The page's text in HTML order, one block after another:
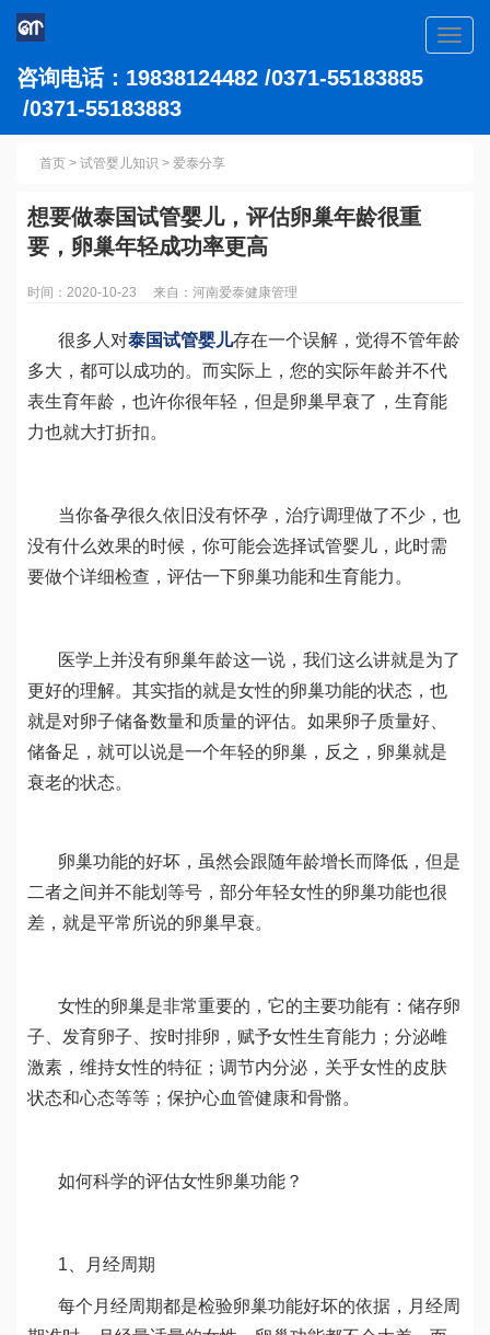
咨询电话：19838124482 /0371-55183885
/0371-55183883
首页 > 试管婴儿知识 > 爱泰分享
想要做泰国试管婴儿，评估卵巢年龄很重
要，卵巢年轻成功率更高
时间：2020-10-23 来自：河南爱泰健康管理
很多人对泰国试管婴儿存在一个误解，觉得不管年龄
多大，都可以成功的。而实际上，您的实际年龄并不代
表生育年龄，也许你很年轻，但是卵巢早衰了，生育能
力也就大打折扣。
当你备孕很久依旧没有怀孕，治疗调理做了不少，也
没有什么效果的时候，你可能会选择试管婴儿，此时需
要做个详细检查，评估一下卵巢功能和生育能力。
医学上并没有卵巢年龄这一说，我们这么讲就是为了
更好的理解。其实指的就是女性的卵巢功能的状态，也
就是对卵子储备数量和质量的评估。如果卵子质量好、
储备足，就可以说是一个年轻的卵巢，反之，卵巢就是
衰老的状态。
卵巢功能的好坏，虽然会跟随年龄增长而降低，但是
二者之间并不能划等号，部分年轻女性的卵巢功能也很
差，就是平常所说的卵巢早衰。
女性的卵巢是非常重要的，它的主要功能有：储存卵
子、发育卵子、按时排卵，赋予女性生育能力；分泌雌
激素，维持女性的特征；调节内分泌，关乎女性的皮肤
状态和心态等等；保护心血管健康和骨骼。
如何科学的评估女性卵巢功能？
1、月经周期
每个月经周期都是检验卵巢功能好坏的依据，月经周